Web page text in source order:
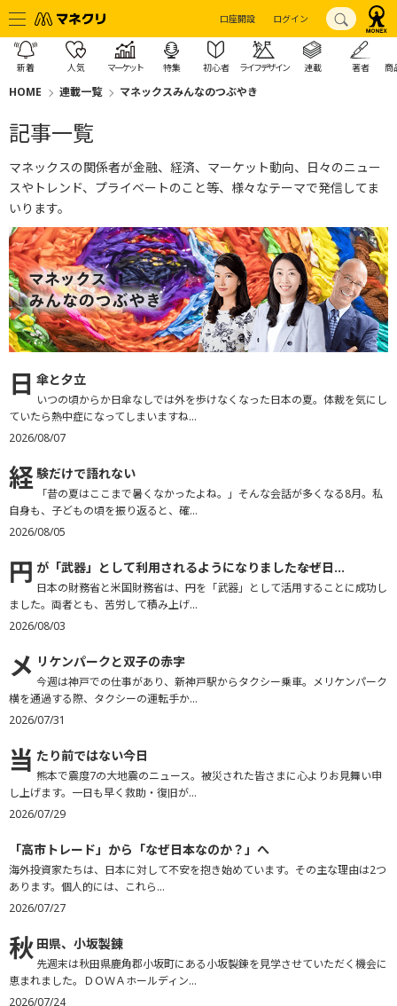
口座開設 ログイン
新着 人気 マーケット 特集 初心者 ライフデザイン 連載 著者 商
HOME 連載一覧 マネックスみんなのつぶやき
記事一覧
マネックスの関係者が金融、経済、マーケット動向、日々のニュー
スやトレンド、プライベートのこと等、様々なテーマで発信してま
いります。
日 傘と夕立
いつの頃からか日傘なしでは外を歩けなくなった日本の夏。体裁を気にし
ていたら熱中症になってしまいますね...
2026/08/07
経験だけで語れない
「昔の夏はここまで暑くなかったよね。」そんな会話が多くなる8月。私
自身も、子どもの頃を振り返ると、確...
2026/08/05
円 が「武器」として利用されるようになりました――なぜ日...
日本の財務省と米国財務省は、円を「武器」として活用することに成功し
ました。両者とも、苦労して積み上げ...
2026/08/03
メ リケンパークと双子の赤字
今週は神戸での仕事があり、新神戸駅からタクシー乗車。メリケンパーク
横を通過する際、タクシーの運転手か...
2026/07/31
当 たり前ではない今日
熊本で震度7の大地震のニュース。被災された皆さまに心よりお見舞い申
し上げます。一日も早く救助・復旧が...
2026/07/29
「高市トレード」から「なぜ日本なのか？」へ
海外投資家たちは、日本に対して不安を抱き始めています。その主な理由は2つ
あります。個人的には、これら...
2026/07/27
秋 田県、小坂製錬
先週末は秋田県鹿角郡小坂町にある小坂製錬を見学させていただく機会に
恵まれました。ＤＯＷＡホールディン...
2026/07/24